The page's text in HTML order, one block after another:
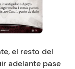
el resto del
adelante pase